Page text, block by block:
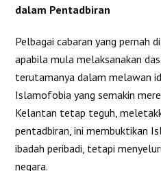
dalam Pentadbiran
Pelbagai cabaran yang pernah
apabila mula melaksanakan
terutamanya dalam melawan
Islamofobia yang semakin
Kelantan tetap teguh,
pentadbiran, ini membuktikan
ibadah peribadi, tetapi
negara.